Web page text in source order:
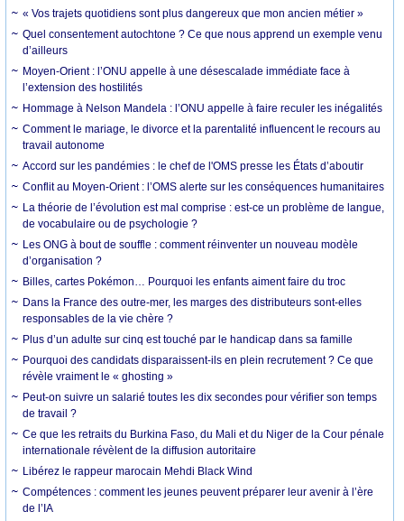
« Vos trajets quotidiens sont plus dangereux que mon ancien métier »
Quel consentement autochtone ? Ce que nous apprend un exemple venu
d’ailleurs
Moyen-Orient : l’ONU appelle à une désescalade immédiate face à
l’extension des hostilités
Hommage à Nelson Mandela : l’ONU appelle à faire reculer les inégalités
Comment le mariage, le divorce et la parentalité influencent le recours au
travail autonome
Accord sur les pandémies : le chef de l'OMS presse les États d’aboutir
Conflit au Moyen-Orient : l’OMS alerte sur les conséquences humanitaires
La théorie de l’évolution est mal comprise : est-ce un problème de langue,
de vocabulaire ou de psychologie ?
Les ONG à bout de souffle : comment réinventer un nouveau modèle
d’organisation ?
Billes, cartes Pokémon… Pourquoi les enfants aiment faire du troc
Dans la France des outre-mer, les marges des distributeurs sont-elles
responsables de la vie chère ?
Plus d’un adulte sur cinq est touché par le handicap dans sa famille
Pourquoi des candidats disparaissent-ils en plein recrutement ? Ce que
révèle vraiment le « ghosting »
Peut-on suivre un salarié toutes les dix secondes pour vérifier son temps
de travail ?
Ce que les retraits du Burkina Faso, du Mali et du Niger de la Cour pénale
internationale révèlent de la diffusion autoritaire
Libérez le rappeur marocain Mehdi Black Wind
Compétences : comment les jeunes peuvent préparer leur avenir à l’ère
de l’IA